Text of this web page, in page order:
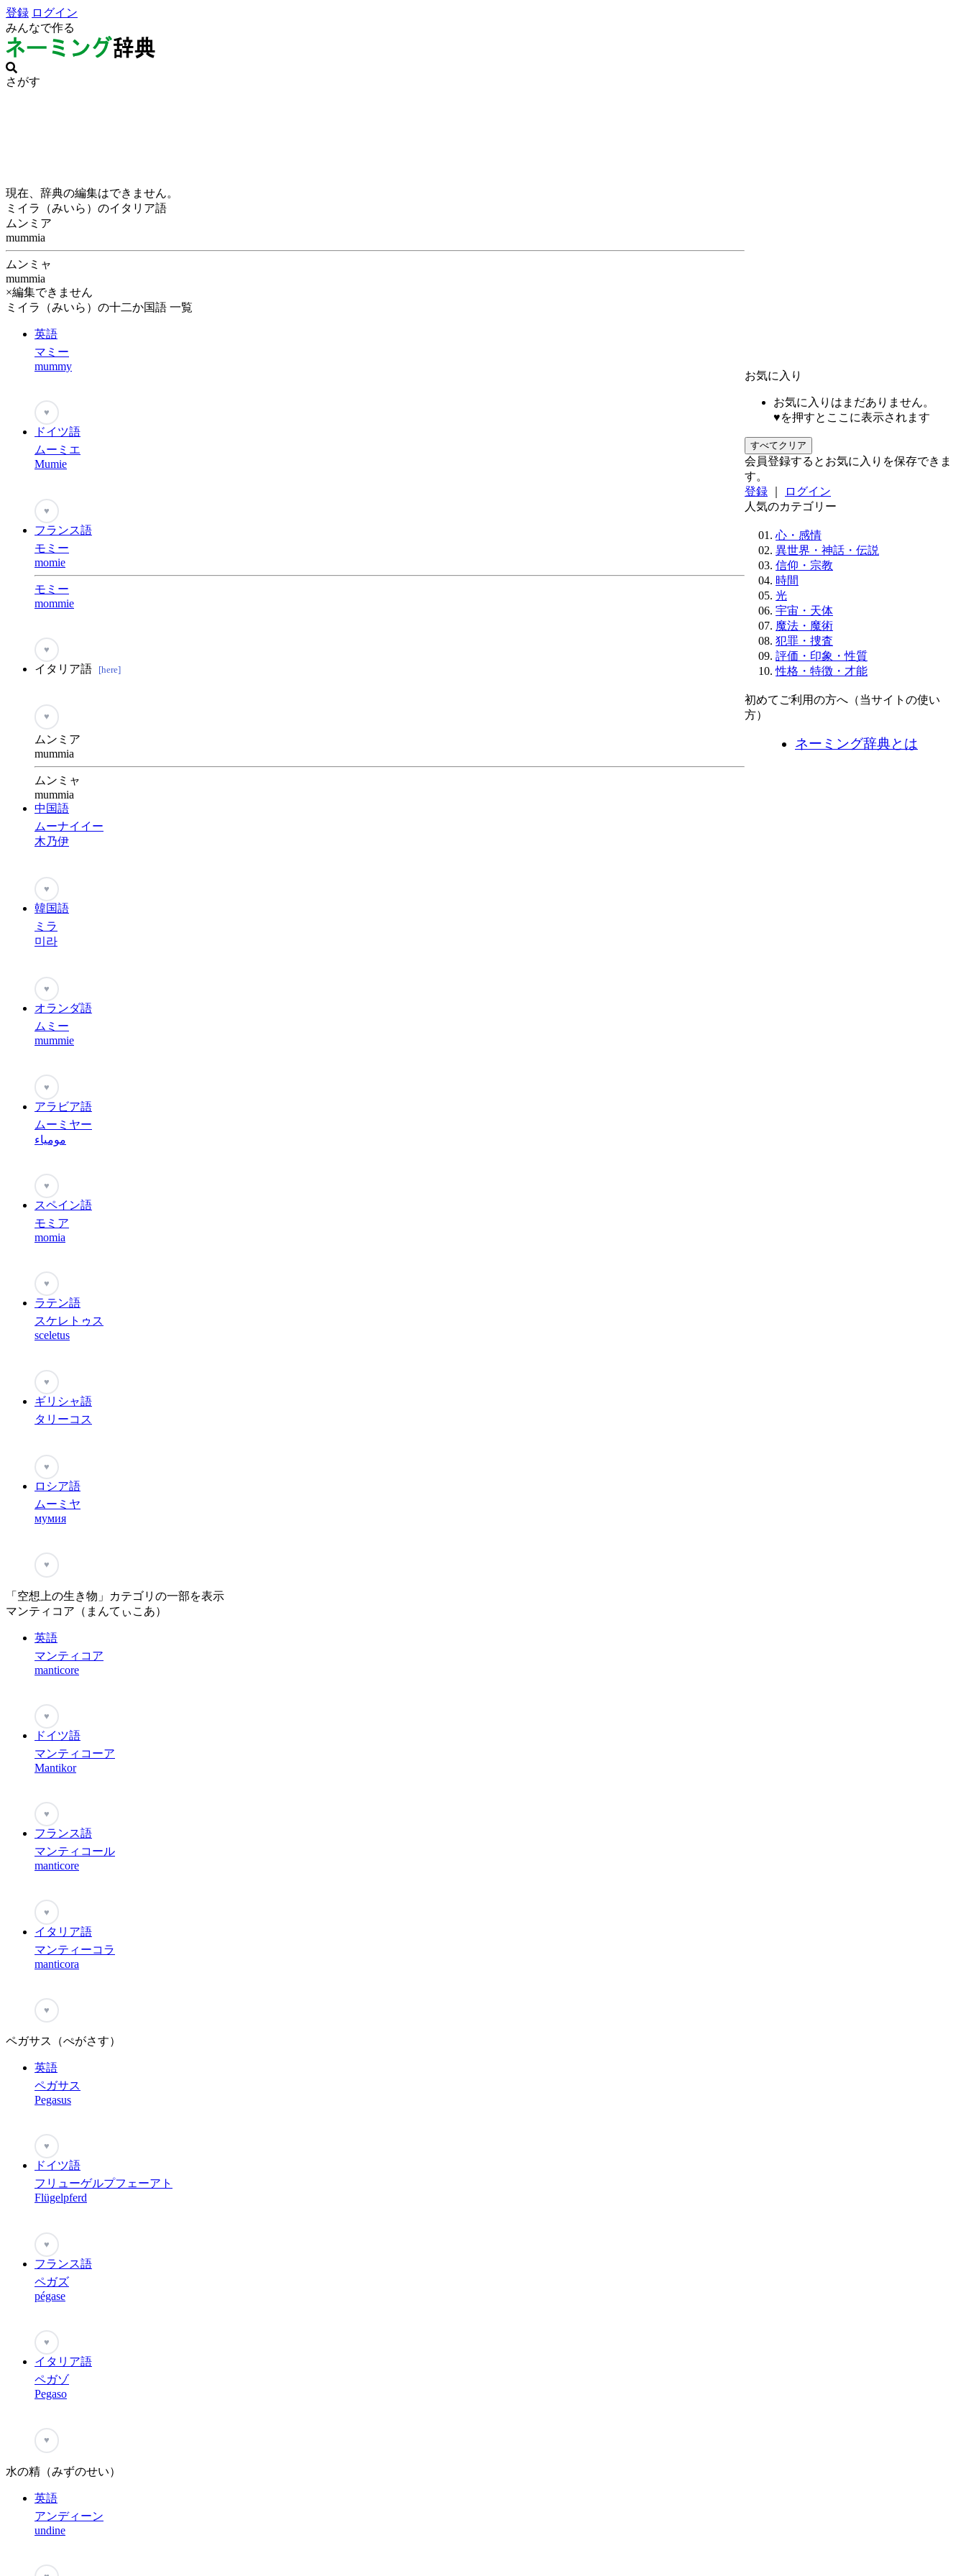
登録 ログイン
みんなで作る
さがす
現在、辞典の編集はできません。
ミイラ（みいら）のイタリア語
ムンミア
mummia
ムンミャ
mummia
×編集できません
ミイラ（みいら）の十二か国語 一覧
英語
マミー
mummy
♥
ドイツ語
ムーミエ
Mumie
♥
フランス語
モミー
momie
モミー
mommie
♥
イタリア語 [here]
♥
ムンミア
mummia
ムンミャ
mummia
中国語
ムーナイイー
木乃伊
♥
韓国語
ミラ
미라
♥
オランダ語
ムミー
mummie
♥
アラビア語
ムーミヤー
مومياء
♥
スペイン語
モミア
momia
♥
ラテン語
スケレトゥス
sceletus
♥
ギリシャ語
タリーコス
♥
ロシア語
ムーミヤ
мумия
♥
「空想上の生き物」カテゴリの一部を表示
マンティコア（まんてぃこあ）
英語
マンティコア
manticore
♥
ドイツ語
マンティコーア
Mantikor
♥
フランス語
マンティコール
manticore
♥
イタリア語
マンティーコラ
manticora
♥
ペガサス（ぺがさす）
英語
ペガサス
Pegasus
♥
ドイツ語
フリューゲルプフェーアト
Flügelpferd
♥
フランス語
ペガズ
pégase
♥
イタリア語
ペガゾ
Pegaso
♥
水の精（みずのせい）
英語
アンディーン
undine
お気に入り
お気に入りはまだありません。
♥を押すとここに表示されます
すべてクリア
会員登録するとお気に入りを保存できま
す。
登録
ログイン
人気のカテゴリー
心・感情
異世界・神話・伝説
信仰・宗教
時間
光
宇宙・天体
魔法・魔術
犯罪・捜査
評価・印象・性質
性格・特徴・才能
初めてご利用の方へ（当サイトの使い
方）
ネーミング辞典とは